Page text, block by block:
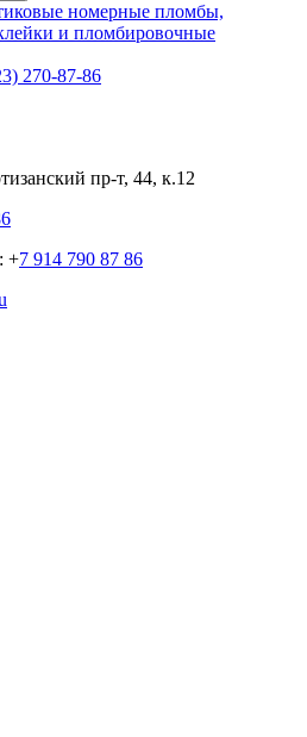
номерные пломбы,
и пломбировочные
270-87-86
пр-т, 44, к.12
+7 914 790 87 86